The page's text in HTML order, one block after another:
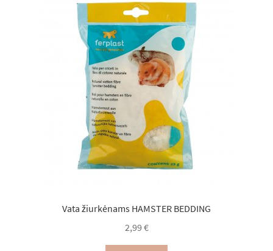
Vata žiurkėnams HAMSTER BEDDING
2,99 €